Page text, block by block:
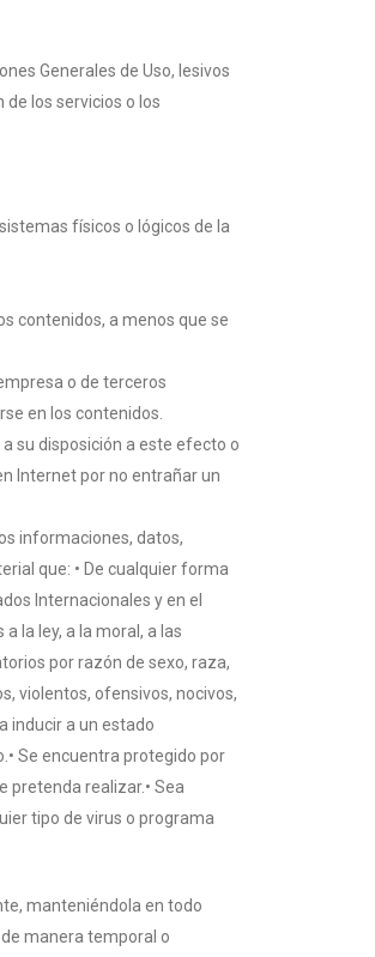
Generales de Uso, lesivos
los servicios o los
físicos o lógicos de la
contenidos, a menos que se
o de terceros
en los contenidos.
su disposición a este efecto o
Internet por no entrañar un
informaciones, datos,
que: • De cualquier forma
Internacionales y en el
la ley, a la moral, a las
por razón de sexo, raza,
violentos, ofensivos, nocivos,
inducir a un estado
Se encuentra protegido por
pretenda realizar.• Sea
tipo de virus o programa
manteniéndola en todo
manera temporal o